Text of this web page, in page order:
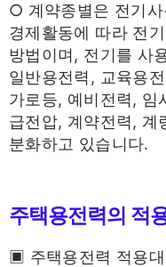
○ 계약종별은 전기
경제활동에 따라 전
방법이며, 전기를 사
일반용전력, 교육용
가로등, 예비전력, 임
급전압, 계약전력, 계
분화하고 있습니다.
주택용전력의 적
▣ 주택용전력 적용